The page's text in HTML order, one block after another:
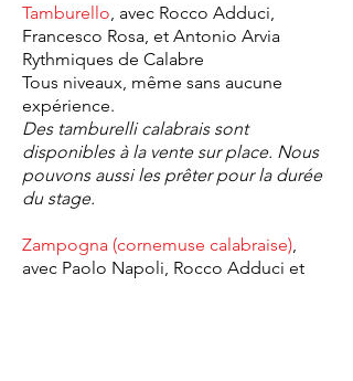
Tamburello , avec Rocco Adduci,
Francesco Rosa, et Antonio Arvia
Rythmiques de Calabre
Tous niveaux, même sans aucune
expérience.
Des tamburelli calabrais sont
disponibles à la vente sur place. Nous
pouvons aussi les prêter pour la durée
du stage.
Zampogna (cornemuse calabraise)
avec Paolo Napoli, Rocco Adduci et